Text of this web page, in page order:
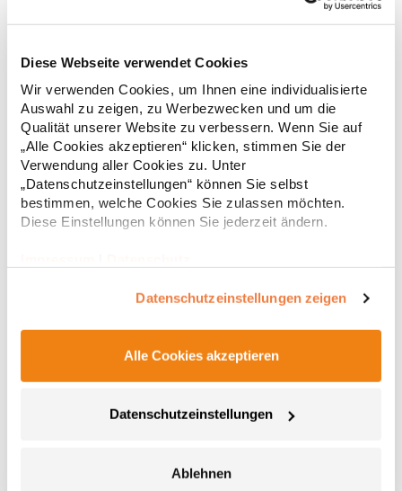
Diese Webseite verwendet Cookies
Wir verwenden Cookies, um Ihnen eine individualisierte
Auswahl zu zeigen, zu Werbezwecken und um die
Qualität unserer Website zu verbessern. Wenn Sie auf
„Alle Cookies akzeptieren“ klicken, stimmen Sie der
Verwendung aller Cookies zu. Unter
„Datenschutzeinstellungen“ können Sie selbst
bestimmen, welche Cookies Sie zulassen möchten.
Diese Einstellungen können Sie jederzeit ändern.
Datenschutzeinstellungen zeigen
Alle Cookies akzeptieren
Datenschutzeinstellungen
Ablehnen
Strapazierfähiges Polohemd aus Mischgewebe Overlock-Nähte
mit Polyfilm für Formstabilität Flachstrick-Kragen und
Ärmelbündchen in Rippstrick Doppelnähte an Schultern
Verstärkte Nähte an stark beanspruchten Stellen Neutrales
Etikett im Kragen für die einfache Veredelung/Personalisierung
Verstärkte Knopfleiste mit drei Knöpfen Aufgesetzte
Brusttasche mit Knopfverschluss Verstärkte Seitenschlitze
Ersatzknopf Stehkragen Angesetzte Ärmel Weiches Piquet-
Gewebe mit COOL-DRY feuchtigkeitsabsorbierenden
auf der linken BrustseiteGrammatur: 200
BaumwolleAngaben zur Produktsicherheit: Herst.-Nr.:
* Preise inkl. gesetzlicher Mwst. +